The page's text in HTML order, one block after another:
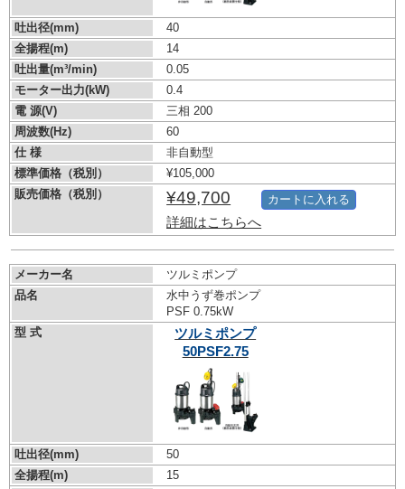
吐出径(mm)
40
全揚程(m)
14
吐出量(m³/min)
0.05
モーター出力(kW)
0.4
電 源(V)
三相 200
周波数(Hz)
60
仕 様
非自動型
標準価格（税別）
¥105,000
販売価格（税別）
¥49,700
詳細はこちらへ
カートに入れる
メーカー名
ツルミポンプ
品名
水中うず巻ポンプ
PSF 0.75kW
型 式
ツルミポンプ
50PSF2.75
吐出径(mm)
50
全揚程(m)
15